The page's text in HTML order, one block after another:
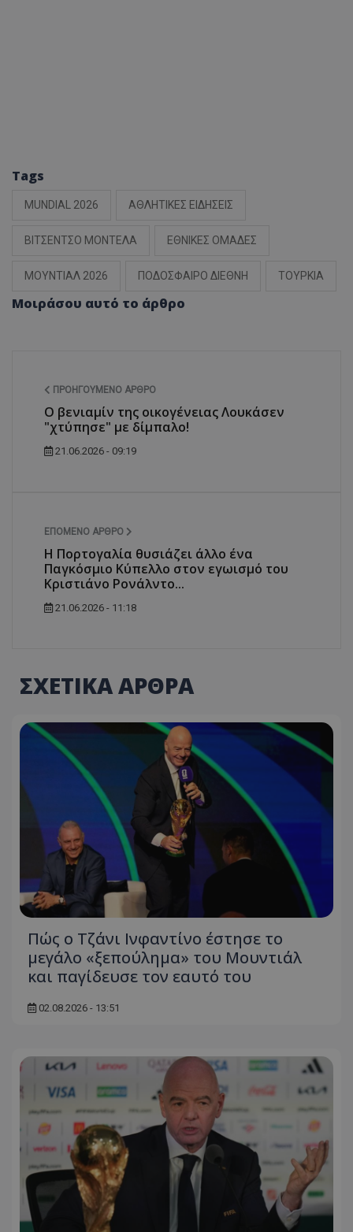
Tags
MUNDIAL 2026 ΑΘΛΗΤΙΚΕΣ ΕΙΔΗΣΕΙΣ
ΒΙΤΣΕΝΤΣΟ ΜΟΝΤΕΛΑ ΕΘΝΙΚΕΣ ΟΜΑΔΕΣ
ΜΟΥΝΤΙΑΛ 2026 ΠΟΔΟΣΦΑΙΡΟ ΔΙΕΘΝΗ ΤΟΥΡΚΙΑ
Μοιράσου αυτό το άρθρο
ΠΡΟΗΓΟΎΜΕΝΟ ΆΡΘΡΟ
Ο βενιαμίν της οικογένειας Λουκάσεν
"χτύπησε" με δίμπαλο!
21.06.2026 - 09:19
ΕΠΌΜΕΝΟ ΆΡΘΡΟ
Η Πορτογαλία θυσιάζει άλλο ένα
Παγκόσμιο Κύπελλο στον εγωισμό του
Κριστιάνο Ρονάλντο...
21.06.2026 - 11:18
ΣΧΕΤΙΚΑ ΑΡΘΡΑ
Πώς ο Τζάνι Ινφαντίνο έστησε το
μεγάλο «ξεπούλημα» του Μουντιάλ
και παγίδευσε τον εαυτό του
02.08.2026 - 13:51